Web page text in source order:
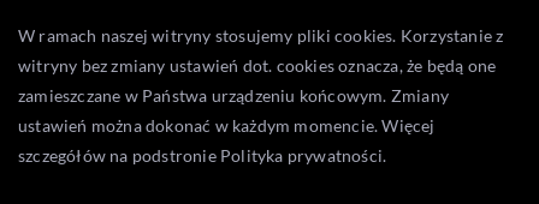
W ramach naszej witryny stosujemy pliki cookies. Korzystanie z
witryny bez zmiany ustawień dot. cookies oznacza, że będą one
zamieszczane w Państwa urządzeniu końcowym. Zmiany
ustawień można dokonać w każdym momencie. Więcej
szczegółów na podstronie Polityka prywatności.